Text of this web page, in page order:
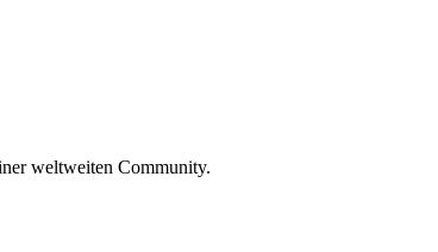
weltweiten Community.